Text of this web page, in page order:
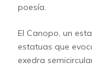
poesía.
El Canopo, un
estatuas que
exedra